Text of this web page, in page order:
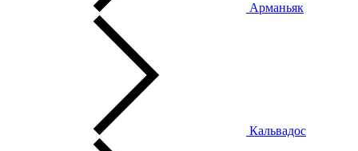
Арманьяк
Кальвадос